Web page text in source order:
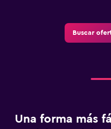
Plancha y tabla de planchar
Botiquín de primeros auxilios
Buscar
Una forma más